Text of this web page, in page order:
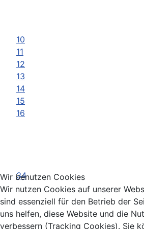
10
11
12
13
14
15
16
34
Wir benutzen Cookies
Wir nutzen Cookies auf unserer
sind essenziell für den Betrieb der
uns helfen, diese Website und die
verbessern (Tracking Cookies). Sie